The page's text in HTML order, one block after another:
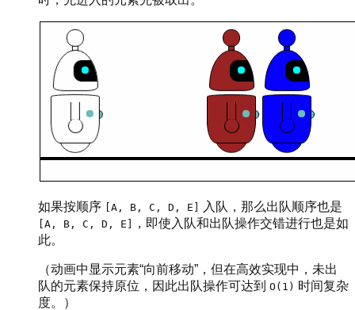
如果按顺序 [A, B, C, D, E] 入队，那么出队顺序也是
[A, B, C, D, E]
，即使入队和出队操作交错进行也是如
此。
（动画中显示元素“向前移动”，但在高效实现中，未出
队的元素保持原位，因此出队操作可达到 O(1) 时间复杂
度。）